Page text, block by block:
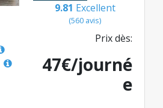
9.81 Excellent
(560 avis)
Prix dès:
47€/journé
e